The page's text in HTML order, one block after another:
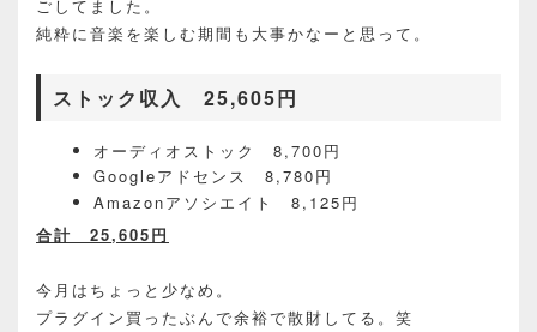
ごしてました。
純粋に音楽を楽しむ期間も大事かなーと思って。
ストック収入 25,605円
オーディオストック 8,700円
Googleアドセンス 8,780円
Amazonアソシエイト 8,125円
合計 25,605円
今月はちょっと少なめ。
プラグイン買ったぶんで余裕で散財してる。笑